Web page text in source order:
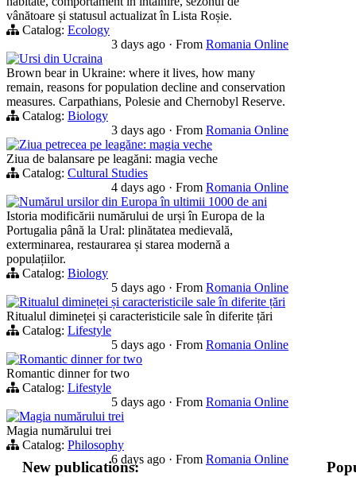
vânătoare și statusul actualizat în Lista Roșie.
Catalog: Ecology
3 days ago · From Romania Online
Ursi din Ucraina
Brown bear in Ukraine: where it lives, how many
remain, reasons for population decline and conservation
measures. Carpathians, Polesie and Chernobyl Reserve.
Catalog: Biology
3 days ago · From Romania Online
Ziua petrecea pe leagăne: magia veche
Ziua de balansare pe leagăni: magia veche
Catalog: Cultural Studies
4 days ago · From Romania Online
Numărul ursilor din Europa în ultimii 1000 de ani
Istoria modificării numărului de urși în Europa de la
Portugalia până la Ural: plinătatea medievală,
exterminarea, restaurarea și starea modernă a
populațiilor.
Catalog: Biology
5 days ago · From Romania Online
Ritualul dimineței și caracteristicile sale în diferite țări
Ritualul dimineței și caracteristicile sale în diferite țări
Catalog: Lifestyle
5 days ago · From Romania Online
Romantic dinner for two
Romantic dinner for two
Catalog: Lifestyle
5 days ago · From Romania Online
Magia numărului trei
Magia numărului trei
Catalog: Philosophy
6 days ago · From Romania Online
New publications: